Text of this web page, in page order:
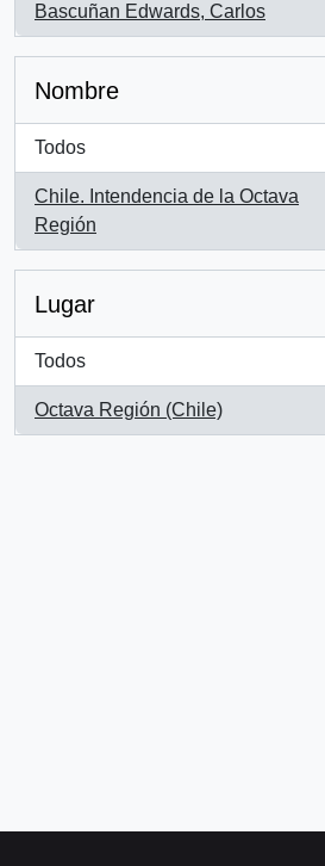
Bascuñan Edwards, Carlos
, 3 resultados
Nombre
Todos
Chile. Intendencia de la Octava
Región
, 3 resultados
Lugar
Todos
Octava Región (Chile)
, 3 resultados